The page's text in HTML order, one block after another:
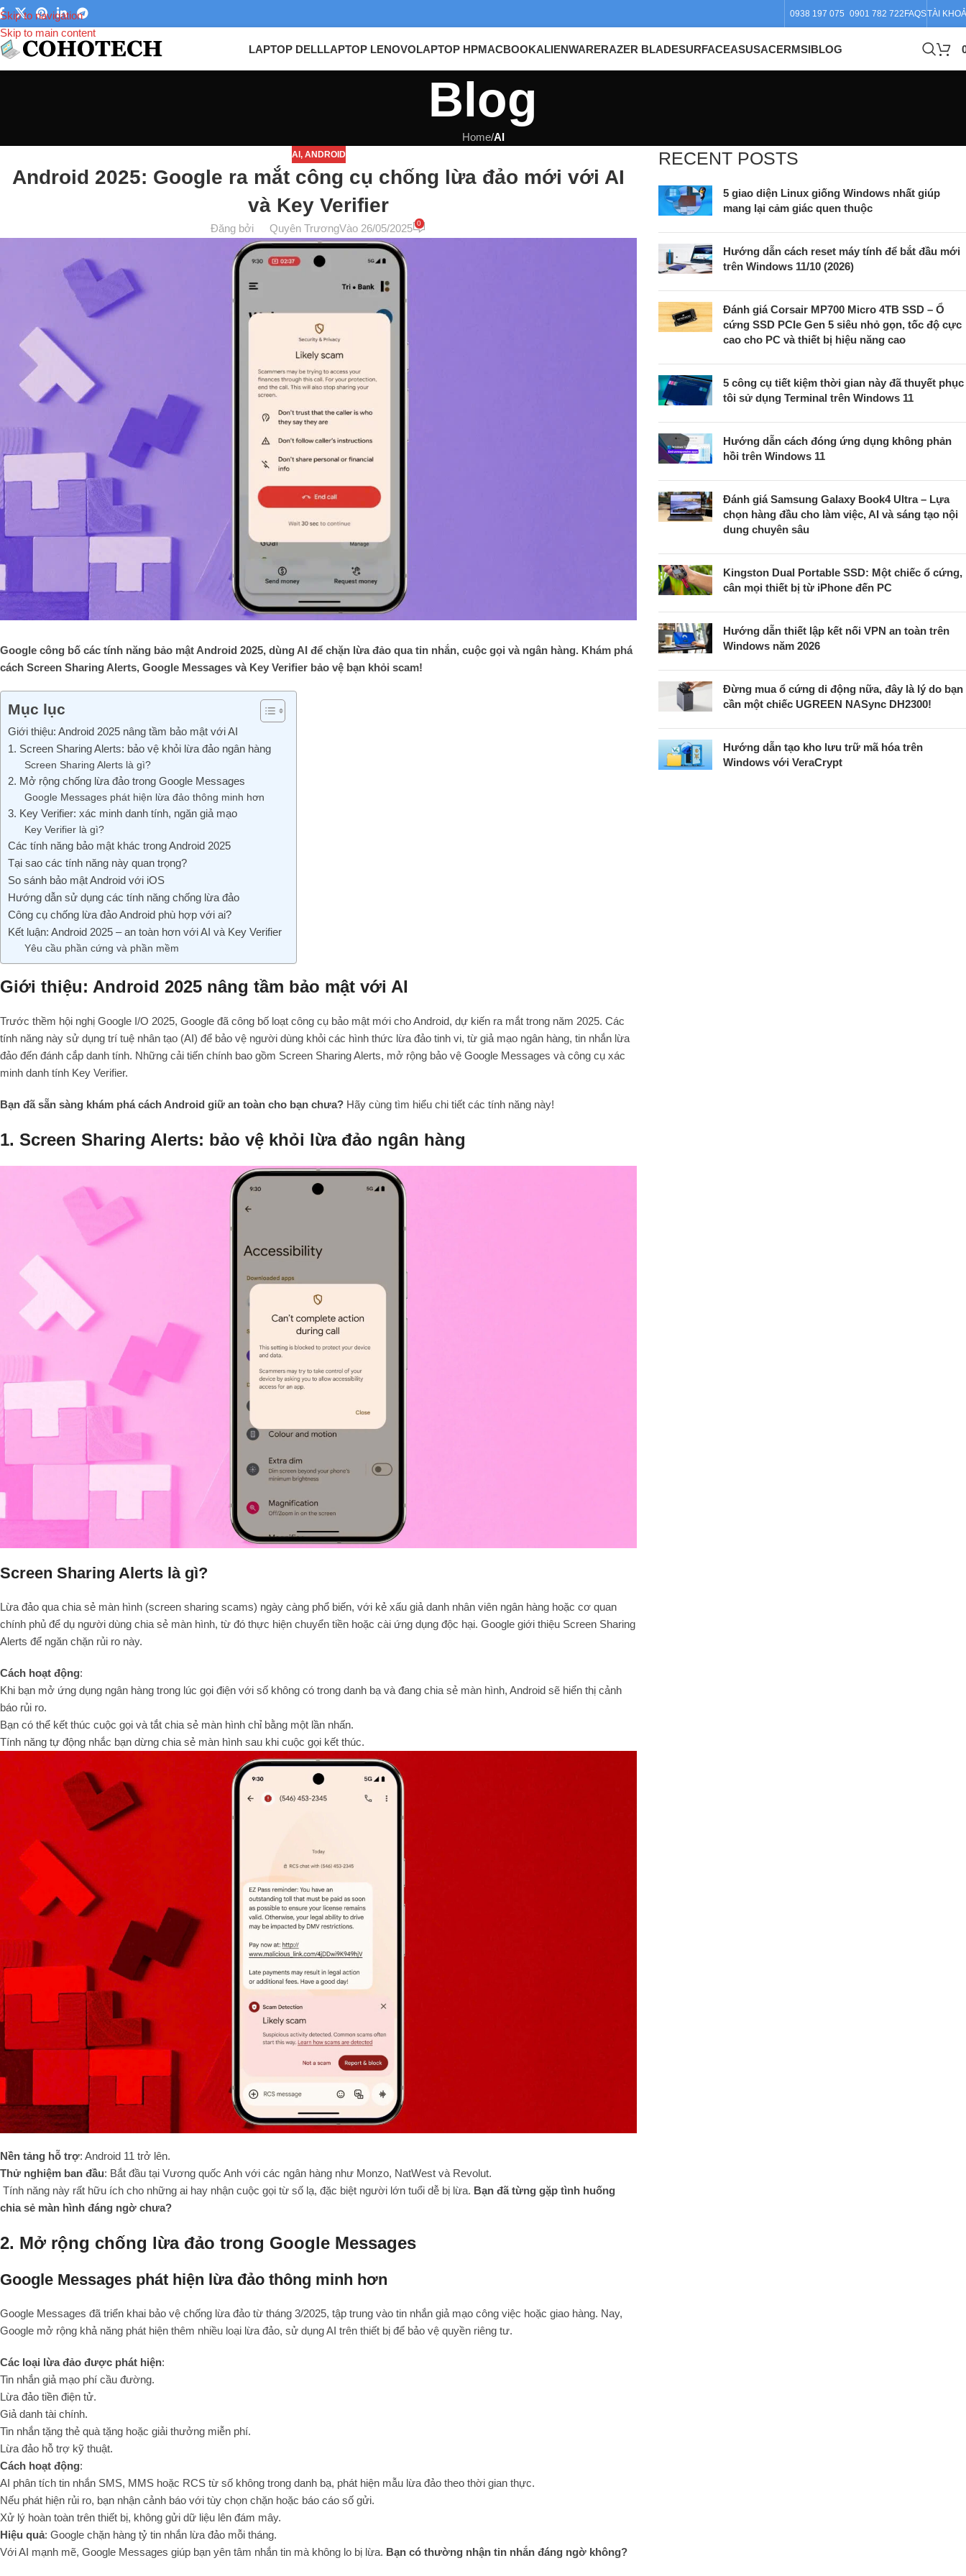
Skip to navigation
Skip to main content
0938 197 075 0901 782 722 FAQSTÀI
LAPTOP DELLLAPTOP LENOVOLAPTOP HPMACBOOKALIENWARERAZER BLADESURFACEASUSACERMSIBLOG
Blog
Home/AI
AI , ANDROID
Android 2025: Google ra mắt công cụ chống lừa đảo mới với AI
và Key Verifier
Đăng bởi Quyên TrươngVào 26/05/2025 0
Google công bố các tính năng bảo mật Android 2025, dùng AI để chặn lừa đảo qua tin nhắn, cuộc gọi và ngân hàng. Khám phá
cách Screen Sharing Alerts, Google Messages và Key Verifier bảo vệ bạn khỏi scam!
Mục lục
Giới thiệu: Android 2025 nâng tầm bảo mật với AI
1. Screen Sharing Alerts: bảo vệ khỏi lừa đảo ngân hàng
Screen Sharing Alerts là gì?
2. Mở rộng chống lừa đảo trong Google Messages
Google Messages phát hiện lừa đảo thông minh hơn
3. Key Verifier: xác minh danh tính, ngăn giả mạo
Key Verifier là gì?
Các tính năng bảo mật khác trong Android 2025
Tại sao các tính năng này quan trọng?
So sánh bảo mật Android với iOS
Hướng dẫn sử dụng các tính năng chống lừa đảo
Công cụ chống lừa đảo Android phù hợp với ai?
Kết luận: Android 2025 – an toàn hơn với AI và Key Verifier
Yêu cầu phần cứng và phần mềm
Giới thiệu: Android 2025 nâng tầm bảo mật với AI
Trước thềm hội nghị Google I/O 2025, Google đã công bố loạt công cụ bảo mật mới cho Android, dự kiến ra mắt trong năm 2025. Các
tính năng này sử dụng trí tuệ nhân tạo (AI) để bảo vệ người dùng khỏi các hình thức lừa đảo tinh vi, từ giả mạo ngân hàng, tin nhắn lừa
đảo đến đánh cắp danh tính. Những cải tiến chính bao gồm Screen Sharing Alerts, mở rộng bảo vệ Google Messages và công cụ xác
minh danh tính Key Verifier.
Bạn đã sẵn sàng khám phá cách Android giữ an toàn cho bạn chưa? Hãy cùng tìm hiểu chi tiết các tính năng này!
1. Screen Sharing Alerts: bảo vệ khỏi lừa đảo ngân hàng
Screen Sharing Alerts là gì?
Lừa đảo qua chia sẻ màn hình (screen sharing scams) ngày càng phổ biến, với kẻ xấu giả danh nhân viên ngân hàng hoặc cơ quan
chính phủ để dụ người dùng chia sẻ màn hình, từ đó thực hiện chuyển tiền hoặc cài ứng dụng độc hại. Google giới thiệu Screen Sharing
Alerts để ngăn chặn rủi ro này.
Cách hoạt động:
Khi bạn mở ứng dụng ngân hàng trong lúc gọi điện với số không có trong danh bạ và đang chia sẻ màn hình, Android sẽ hiển thị cảnh
báo rủi ro.
Bạn có thể kết thúc cuộc gọi và tắt chia sẻ màn hình chỉ bằng một lần nhấn.
Tính năng tự động nhắc bạn dừng chia sẻ màn hình sau khi cuộc gọi kết thúc.
Nền tảng hỗ trợ: Android 11 trở lên.
Thử nghiệm ban đầu: Bắt đầu tại Vương quốc Anh với các ngân hàng như Monzo, NatWest và Revolut.
Tính năng này rất hữu ích cho những ai hay nhận cuộc gọi từ số lạ, đặc biệt người lớn tuổi dễ bị lừa. Bạn đã từng gặp tình huống
chia sẻ màn hình đáng ngờ chưa?
2. Mở rộng chống lừa đảo trong Google Messages
Google Messages phát hiện lừa đảo thông minh hơn
Google Messages đã triển khai bảo vệ chống lừa đảo từ tháng 3/2025, tập trung vào tin nhắn giả mạo công việc hoặc giao hàng. Nay,
Google mở rộng khả năng phát hiện thêm nhiều loại lừa đảo, sử dụng AI trên thiết bị để bảo vệ quyền riêng tư.
Các loại lừa đảo được phát hiện:
Tin nhắn giả mạo phí cầu đường.
Lừa đảo tiền điện tử.
Giả danh tài chính.
Tin nhắn tặng thẻ quà tặng hoặc giải thưởng miễn phí.
Lừa đảo hỗ trợ kỹ thuật.
Cách hoạt động:
AI phân tích tin nhắn SMS, MMS hoặc RCS từ số không trong danh bạ, phát hiện mẫu lừa đảo theo thời gian thực.
Nếu phát hiện rủi ro, bạn nhận cảnh báo với tùy chọn chặn hoặc báo cáo số gửi.
Xử lý hoàn toàn trên thiết bị, không gửi dữ liệu lên đám mây.
Hiệu quả: Google chặn hàng tỷ tin nhắn lừa đảo mỗi tháng.
Với AI mạnh mẽ, Google Messages giúp bạn yên tâm nhắn tin mà không lo bị lừa. Bạn có thường nhận tin nhắn đáng ngờ không?
RECENT POSTS
5 giao diện Linux giống Windows nhất giúp
mang lại cảm giác quen thuộc
Hướng dẫn cách reset máy tính để bắt đầu mới
trên Windows 11/10 (2026)
Đánh giá Corsair MP700 Micro 4TB SSD – Ổ
cứng SSD PCIe Gen 5 siêu nhỏ gọn, tốc độ cực
cao cho PC và thiết bị hiệu năng cao
5 công cụ tiết kiệm thời gian này đã thuyết phục
tôi sử dụng Terminal trên Windows 11
Hướng dẫn cách đóng ứng dụng không phản
hồi trên Windows 11
Đánh giá Samsung Galaxy Book4 Ultra – Lựa
chọn hàng đầu cho làm việc, AI và sáng tạo nội
dung chuyên sâu
Kingston Dual Portable SSD: Một chiếc ổ cứng,
cân mọi thiết bị từ iPhone đến PC
Hướng dẫn thiết lập kết nối VPN an toàn trên
Windows năm 2026
Đừng mua ổ cứng di động nữa, đây là lý do bạn
cần một chiếc UGREEN NASync DH2300!
Hướng dẫn tạo kho lưu trữ mã hóa trên
Windows với VeraCrypt